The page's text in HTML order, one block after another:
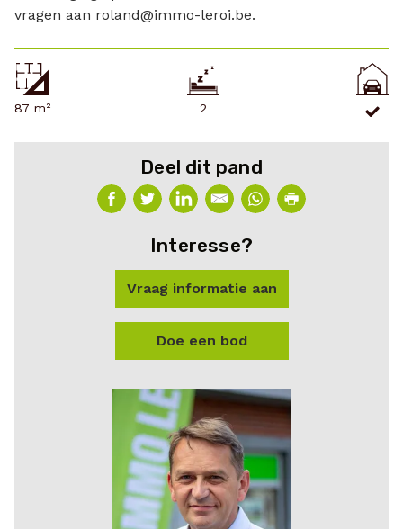
vragen aan roland@immo-leroi.be.
87 m² 2
Deel dit pand
Interesse?
Vraag informatie aan
Doe een bod